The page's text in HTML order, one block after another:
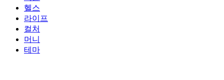
헬스
라이프
컬처
머니
테마